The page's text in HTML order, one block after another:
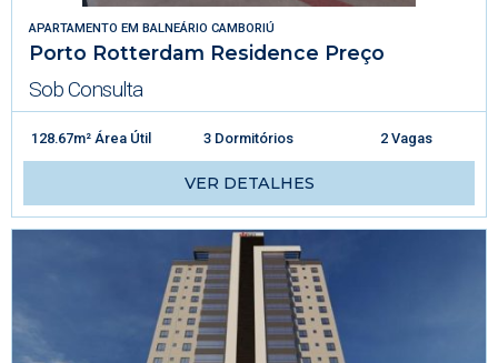
APARTAMENTO EM BALNEÁRIO CAMBORIÚ
Porto Rotterdam Residence Preço
Sob Consulta
128.67m² Área Útil 3 Dormitórios 2 Vagas
VER DETALHES